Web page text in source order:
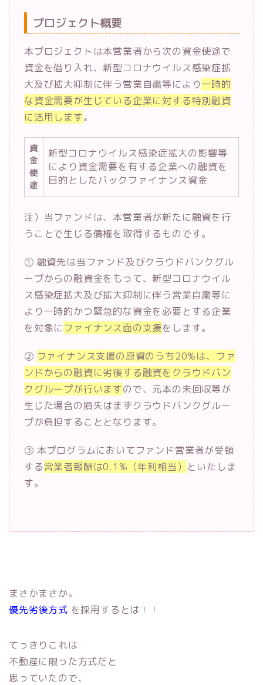
プロジェクト概要
本プロジェクトは本営業者から次の資金使途で
資金を借り入れ、新型コロナウイルス感染症拡
大及び拡大抑制に伴う営業自粛等により一時的
な資金需要が生じている企業に対する特別融資
に活用します。
資
金
使
途
新型コロナウイルス感染症拡大の影響等
により資金需要を有する企業への融資を
目的としたバックファイナンス資金
注）当ファンドは、本営業者が新たに融資を行
うことで生じる債権を取得するものです。
① 融資先は当ファンド及びクラウドバンクグル
ープからの融資金をもって、新型コロナウイル
ス感染症拡大及び拡大抑制に伴う営業自粛等に
より一時的かつ緊急的な資金を必要とする企業
を対象に ファイナンス面の支援をします。
② ファイナンス支援の原資のうち20%は、ファ
ンドからの融資に劣後する融資をクラウドバン
クグループが行いますので、元本の未回収等が
生じた場合の損失はまずクラウドバンクグルー
プが負担することとなります。
③ 本プログラムにおいてファンド営業者が受領
する営業者報酬は0.1%（年利相当） といたしま
す。
まさかまさか。
優先劣後方式 を採用するとは！！
てっきりこれは
不動産に限った方式だと
思っていたので、